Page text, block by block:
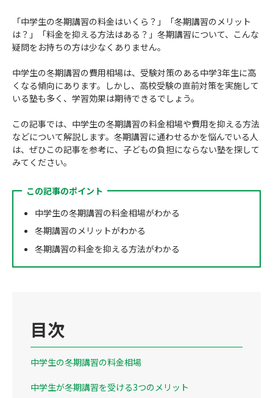
数字でなるほど！森塾
動画でわかる！森塾
森塾のお得なキャンペーン・割引制度
授業料等お問合わせはこちら
「中学生の冬期講習の料金はいくら？」「冬期講習のメリット
は？」「料金を抑える方法はある？」冬期講習について、こんな
疑問をお持ちの方は少なくありません。
中学生の冬期講習の費用相場は、受験対策のある中学3年生に高
くなる傾向にあります。しかし、高校受験の直前対策を実施して
いる塾も多く、学習効果は期待できるでしょう。
この記事では、中学生の冬期講習の料金相場や費用を抑える方法
などについて解説します。冬期講習に通わせるかを悩んでいる人
は、ぜひこの記事を参考に、子どもの負担にならない塾を探して
みてください。
この記事のポイント
中学生の冬期講習の料金相場がわかる
冬期講習のメリットがわかる
冬期講習の料金を抑える方法がわかる
目次
中学生の冬期講習の料金相場
中学生が冬期講習を受ける3つのメリット